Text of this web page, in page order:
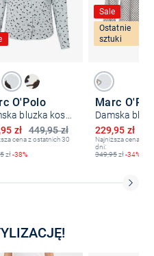
O'Polo
449,95 zł
cena
zł
cena z ostatnich 30
zł-38%
Sale
Ostatnie
sztuki
Marc
Obniżona
229,95 zł
Najniższa cena z
dni:
349,95zł-34%